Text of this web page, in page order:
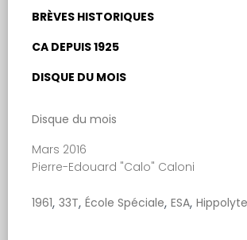
BRÈVES HISTORIQUES
CA DEPUIS 1925
DISQUE DU MOIS
Disque du mois
Mars 2016
Pierre-Edouard "Calo" Caloni
1961, 33T, École Spéciale, ESA,